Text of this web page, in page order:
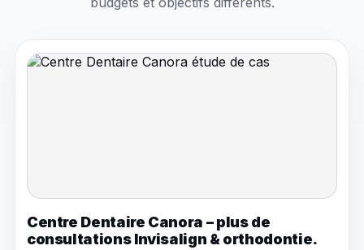
Centre Dentaire Canora – plus de
consultations Invisalign & orthodontie.